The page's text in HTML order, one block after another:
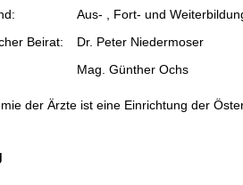
Aus- , Fort- und
Beirat:
Dr. Peter Niedermoser
Mag. Günther Ochs
der Ärzte ist eine Einrichtung der